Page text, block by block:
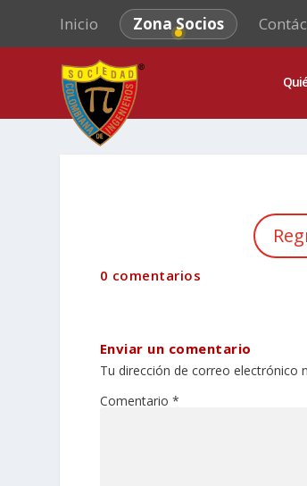
Inicio Zona Socios
0 comentarios
Enviar un comentario
Tu dirección de correo electrónico
Comentario *